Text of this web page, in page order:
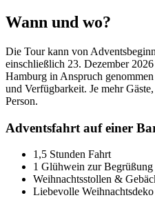
Wann und wo?
Die Tour kann von
einschließlich 23. Dezember
Hamburg in Anspruch
und Verfügbarkeit. Je mehr
Person.
Adventsfahrt auf einer
1,5 Stunden Fahrt
1 Glühwein zur Begrüßung
Weihnachtsstollen &
Liebevolle Weihnachtsdeko